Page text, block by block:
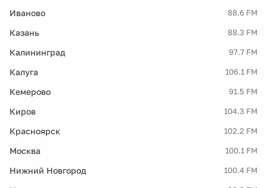
Иваново 88.6 FM
Казань 88.3 FM
Калининград 97.7 FM
Калуга 106.1 FM
Кемерово 91.5 FM
Киров 104.3 FM
Красноярск 102.2 FM
Москва 100.1 FM
Нижний Новгород 100.4 FM